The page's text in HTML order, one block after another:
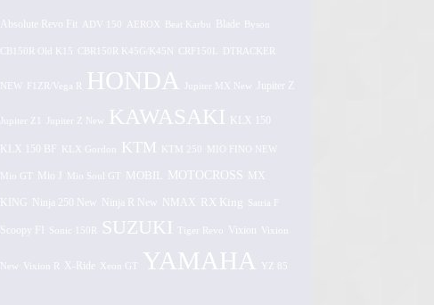
Absolute Revo Fit ADV 150 AEROX
CB150R Old K15 CBR150R K45G/K45N CRF150L DTRACKER
NEW F1ZR/Vega R HONDA Jupiter MX New Jupiter Z
Jupiter Z1 Jupiter Z New KAWASAKI KLX 150
KLX 150 BF KLX Gordon KTM KTM 250 MIO FINO NEW
Mio GT Mio J Mio Soul GT MOBIL MOTOCROSS MX
KING Ninja 250 New Ninja R New NMAX RX King Satria F
Scoopy FI Sonic 150R SUZUKI Tiger Revo Vixion Vixion
Vixion R X-Ride Xeon GT YAMAHA YZ 85